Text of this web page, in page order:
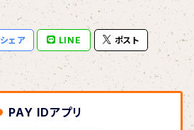
シェア LINE ポスト
PAY IDアプリ